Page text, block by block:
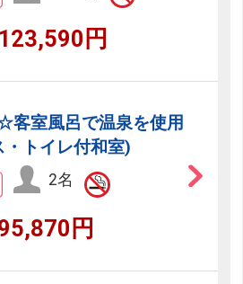
円
室風呂で温泉を使用
トイレ付和室)
2名
円